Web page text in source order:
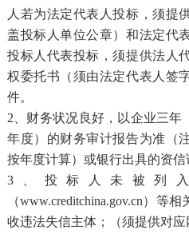
人若为法定代表人投标，须提
盖投标人单位公章）和法定代
投标人代表投标，须提供法人
权委托书（须由法定代表人签
件。
2、财务状况良好，以企业三年
年度）的财务审计报告为准（
按年度计算）或银行出具的资信
3、投标人未被列
（www.creditchina.gov.cn）等
收违法失信主体；（须提供对应